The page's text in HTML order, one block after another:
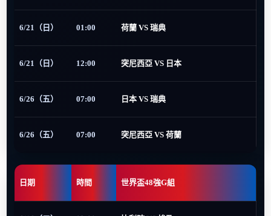
6/21（日） 01:00 荷蘭 VS 瑞典
6/21（日） 12:00 突尼西亞 VS 日本
6/26（五） 07:00 日本 VS 瑞典
6/26（五） 07:00 突尼西亞 VS 荷蘭
日期 時間 世界盃48強G組